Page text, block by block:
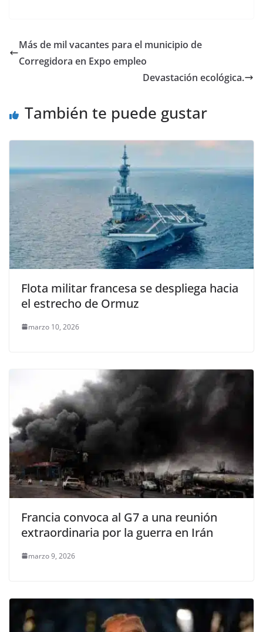
e
b
k
er l s
A
e
n
g
gr
m
p
tir
Más de mil vacantes para el municipio de
Corregidora en Expo empleo
Devastación ecológica.
También te puede gustar
Flota militar francesa se despliega hacia
el estrecho de Ormuz
marzo 10, 2026
Francia convoca al G7 a una reunión
extraordinaria por la guerra en Irán
marzo 9, 2026